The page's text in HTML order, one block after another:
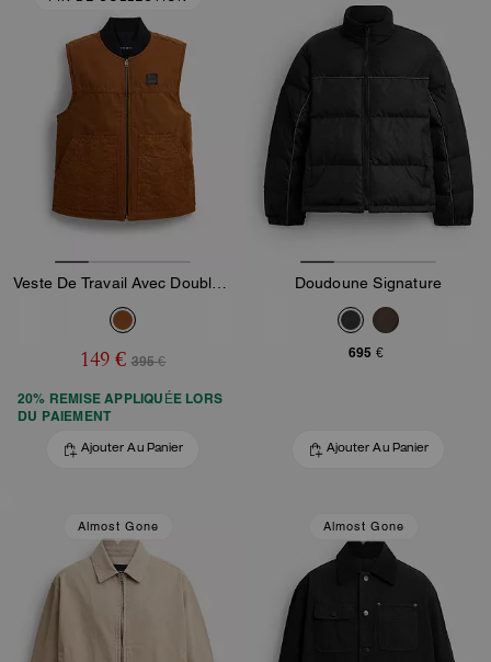
149 € 395 €
20% REMISE APPLIQUÉE LORS
DU PAIEMENT
Ajouter Au Panier
Doudoune Signature
695 €
Ajouter Au Panier
Almost Gone Almost Gone